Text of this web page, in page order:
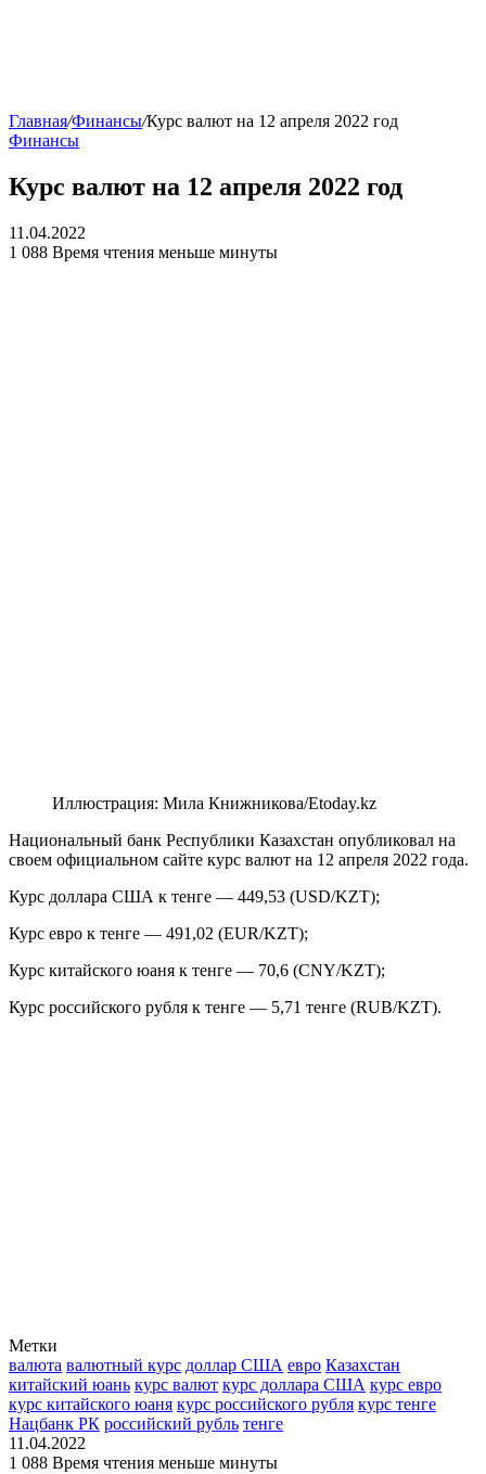
Главная/Финансы/Курс валют на 12 апреля 2022 год
Финансы
Курс валют на 12 апреля 2022 год
11.04.2022
1 088 Время чтения меньше минуты
Иллюстрация: Мила Книжникова/Etoday.kz
Национальный банк Республики Казахстан опубликовал на
своем официальном сайте курс валют на 12 апреля 2022 года.
Курс доллара США к тенге — 449,53 (USD/KZT);
Курс евро к тенге — 491,02 (EUR/KZT);
Курс китайского юаня к тенге — 70,6 (CNY/KZT);
Курс российского рубля к тенге — 5,71 тенге (RUB/KZT).
Метки
валюта валютный курс доллар США евро Казахстан
китайский юань курс валют курс доллара США курс евро
курс китайского юаня курс российского рубля курс тенге
Нацбанк РК российский рубль тенге
11.04.2022
1 088 Время чтения меньше минуты